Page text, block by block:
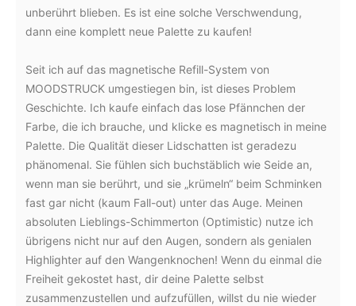
unberührt blieben. Es ist eine solche Verschwendung,
dann eine komplett neue Palette zu kaufen!
Seit ich auf das magnetische Refill-System von
MOODSTRUCK umgestiegen bin, ist dieses Problem
Geschichte. Ich kaufe einfach das lose Pfännchen der
Farbe, die ich brauche, und klicke es magnetisch in meine
Palette. Die Qualität dieser Lidschatten ist geradezu
phänomenal. Sie fühlen sich buchstäblich wie Seide an,
wenn man sie berührt, und sie „krümeln“ beim Schminken
fast gar nicht (kaum Fall-out) unter das Auge. Meinen
absoluten Lieblings-Schimmerton (Optimistic) nutze ich
übrigens nicht nur auf den Augen, sondern als genialen
Highlighter auf den Wangenknochen! Wenn du einmal die
Freiheit gekostet hast, dir deine Palette selbst
zusammenzustellen und aufzufüllen, willst du nie wieder